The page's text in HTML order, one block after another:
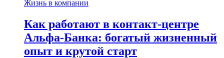
Жизнь в компании
Как работают в контакт-центре
Альфа-Банка: богатый жизненный
опыт и крутой старт